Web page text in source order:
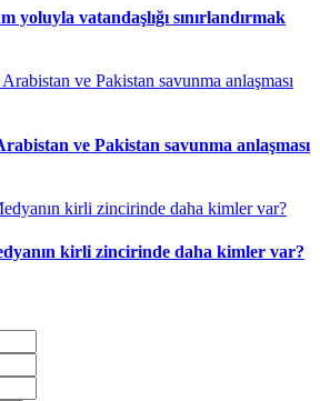
yoluyla vatandaşlığı sınırlandırmak
ve Pakistan savunma anlaşması
kirli zincirinde daha kimler var?